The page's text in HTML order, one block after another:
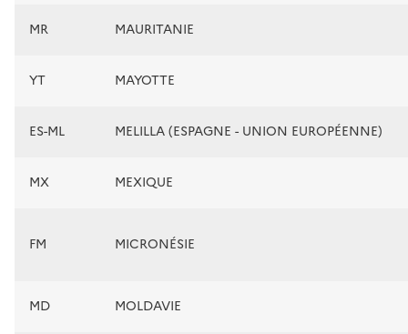
MR MAURITANIE
YT MAYOTTE
ES-ML MELILLA (ESPAGNE - UNION EUROPÉENNE)
MX MEXIQUE
FM MICRONÉSIE
MD MOLDAVIE